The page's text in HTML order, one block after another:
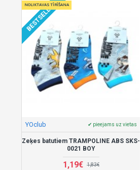
BESTSELLER
NOLIKTAVAS TĪRĪŠANA
YOclub ✔ pieejams uz vietas
Zeķes batutiem TRAMPOLINE ABS SKS-
0021 BOY
1,19€ 1,83€